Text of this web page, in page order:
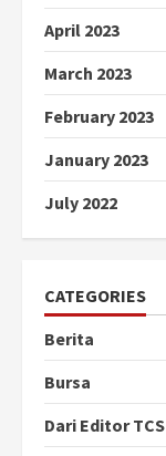
April 2023
March 2023
February 2023
January 2023
July 2022
CATEGORIES
Berita
Bursa
Dari Editor TCS